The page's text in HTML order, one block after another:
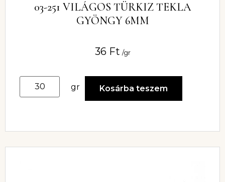
03-251 VILÁGOS TÜRKIZ TEKLA
GYÖNGY 6MM
36 Ft /gr
gr Kosárba teszem